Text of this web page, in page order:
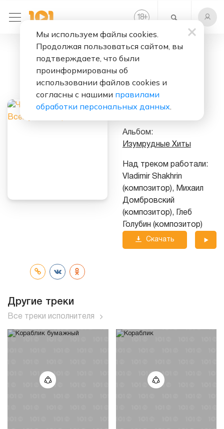
18+
Всему Своё
Время
Альбом:
Изумрудные Хиты
Над треком работали:
Vladimir Shakhrin
(композитор), Михаил
Домбровский
(композитор), Глеб
Голубин (композитор)
Скачать
Другие треки
Все треки исполнителя
Мы используем файлы cookies.
Продолжая пользоваться сайтом, вы
подтверждаете, что были
проинформированы об
использовании файлов cookies и
согласны с нашими правилами
обработки персональных данных.